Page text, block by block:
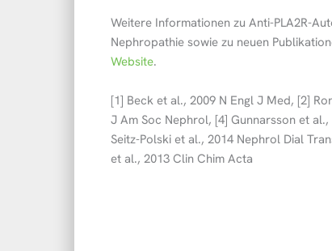
Weitere Informationen zu Anti-PLA2R-
Nephropathie sowie zu neuen
Website.
[1] Beck et al., 2009 N Engl J Med, [2]
J Am Soc Nephrol, [4] Gunnarsson et
Seitz-Polski et al., 2014 Nephrol Dial
et al., 2013 Clin Chim Acta